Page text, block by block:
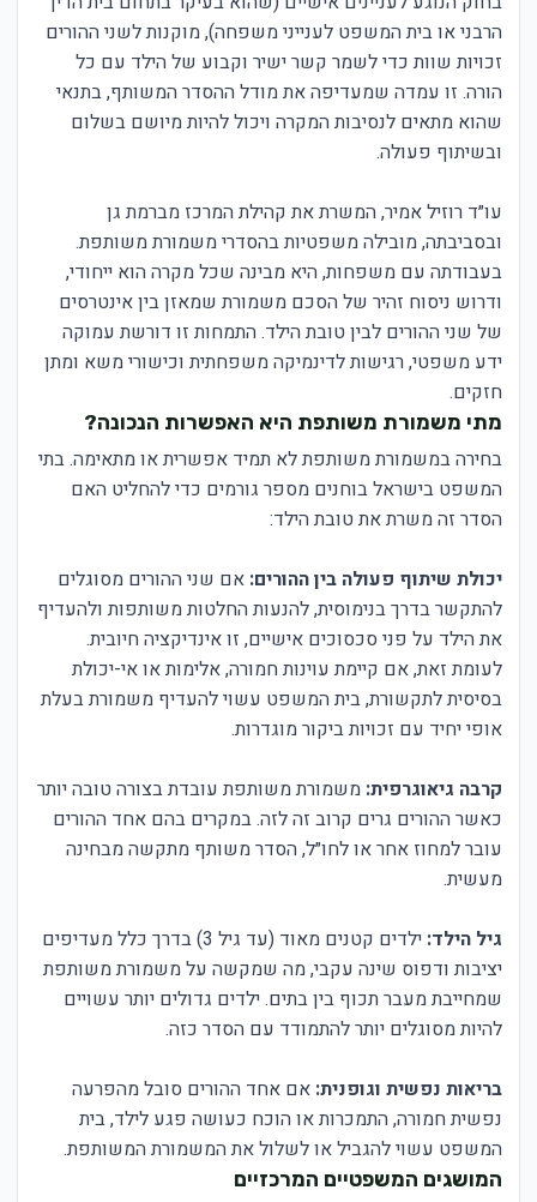
הרבני או בית המשפט לענייני משפחה), מוקנות לשני ההורים
זכויות שוות כדי לשמר קשר ישיר וקבוע של הילד עם כל
הורה. זו עמדה שמעדיפה את מודל ההסדר המשותף, בתנאי
שהוא מתאים לנסיבות המקרה ויכול להיות מיושם בשלום
ובשיתוף פעולה.
עו״ד רוזיל אמיר, המשרת את קהילת המרכז מברמת גן
ובסביבתה, מובילה משפטיות בהסדרי משמורת משותפת.
בעבודתה עם משפחות, היא מבינה שכל מקרה הוא ייחודי,
ודרוש ניסוח זהיר של הסכם משמורת שמאזן בין אינטרסים
של שני ההורים לבין טובת הילד. התמחות זו דורשת עמוקה
ידע משפטי, רגישות לדינמיקה משפחתית וכישורי משא ומתן
חזקים.
מתי משמורת משותפת היא האפשרות הנכונה?
בחירה במשמורת משותפת לא תמיד אפשרית או מתאימה. בתי
המשפט בישראל בוחנים מספר גורמים כדי להחליט האם
הסדר זה משרת את טובת הילד:
יכולת שיתוף פעולה בין ההורים: אם שני ההורים מסוגלים
להתקשר בדרך בנימוסית, להנעות החלטות משותפות ולהעדיף
את הילד על פני סכסוכים אישיים, זו אינדיקציה חיובית.
לעומת זאת, אם קיימת עוינות חמורה, אלימות או אי-יכולת
בסיסית לתקשורת, בית המשפט עשוי להעדיף משמורת בעלת
אופי יחיד עם זכויות ביקור מוגדרות.
קרבה גיאוגרפית: משמורת משותפת עובדת בצורה טובה יותר
כאשר ההורים גרים קרוב זה לזה. במקרים בהם אחד ההורים
עובר למחוז אחר או לחו״ל, הסדר משותף מתקשה מבחינה
מעשית.
גיל הילד:
ילדים קטנים מאוד (עד גיל 3) בדרך כלל מעדיפים
יציבות ודפוס שינה עקבי, מה שמקשה על משמורת משותפת
שמחייבת מעבר תכוף בין בתים. ילדים גדולים יותר עשויים
להיות מסוגלים יותר להתמודד עם הסדר כזה.
בריאות נפשית וגופנית: אם אחד ההורים סובל מהפרעה
נפשית חמורה, התמכרות או הוכח כעושה פגע לילד, בית
המשפט עשוי להגביל או לשלול את המשמורת המשותפת.
המושגים המשפטיים המרכזיים